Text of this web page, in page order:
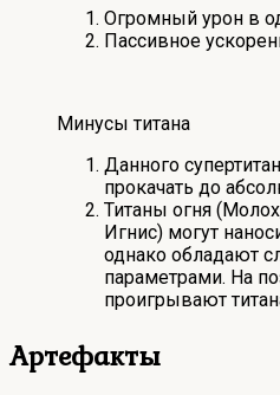
Огромный урон в
Пассивное
Минусы титана
Данного
прокачать до
Титаны огня
Игнис) могут
однако обладают
параметрами. На
проигрывают
Артефакты